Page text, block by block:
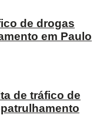
de drogas
em Paulo
de tráfico de